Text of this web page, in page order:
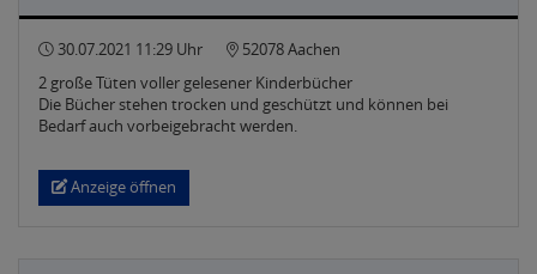
30.07.2021 11:29 Uhr
52078 Aachen
2 große Tüten voller gelesener Kinderbücher
Die Bücher stehen trocken und geschützt und können bei
Bedarf auch vorbeigebracht werden.
Anzeige öffnen